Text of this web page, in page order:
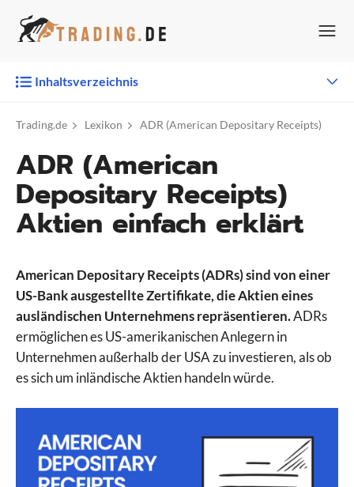
Inhalt
Inhaltsverzeichnis
Trading.de Lexikon ADR (American Depositary Receipts)
ADR (American
Depositary Receipts)
Aktien einfach erklärt
American Depositary Receipts (ADRs) sind von einer
US-Bank ausgestellte Zertifikate, die Aktien eines
ausländischen Unternehmens repräsentieren.ADRs
ermöglichen es US-amerikanischen Anlegern in
Unternehmen außerhalb der USA zu investieren, als ob
es sich um inländische Aktien handeln würde.